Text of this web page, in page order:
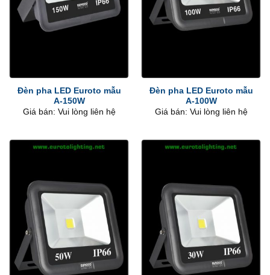
Đèn pha LED Euroto mẫu
A-150W
Giá bán: Vui lòng liên hệ
Đèn pha LED Euroto mẫu
A-100W
Giá bán: Vui lòng liên hệ